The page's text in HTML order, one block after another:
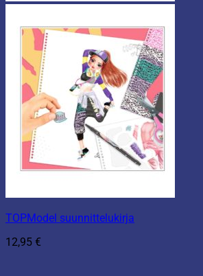
TOPModel suunnittelukirja
12,95 €